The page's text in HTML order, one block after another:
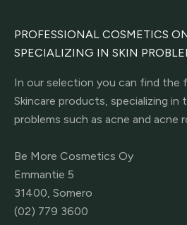
PROFESSIONAL COSMETICS
SPECIALIZING IN SKIN
In our selection you can find the
Skincare products, specializing
problems such as acne and acne
Be More Cosmetics Oy
Emmantie 5
31400, Somero
(02) 779 3600